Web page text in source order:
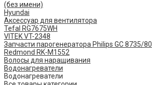
(без имени)
Hyundai
Аксессуар для вентилятора
Tefal RG7675WH
VITEK VT-2348
Запчасти парогенератора Philips GC 8735/80
Redmond RK-M1552
Волосы для наращивания
Водонагреватели
Водонагреватели